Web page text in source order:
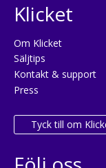
Klicket
Om Klicket
Säljtips
Kontakt & support
Press
Tyck till om